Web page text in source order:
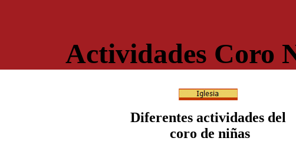
Actividades Coro
Diferentes actividades del
coro de niñas